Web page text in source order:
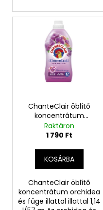
ChanteClair öblítő
koncentrátum
Orchidea és füge
illattal
Raktáron
1 790 Ft
KOSÁRBA
ChanteClair öblítő
koncentrátum orchidea
és füge illattal illattal 1,14